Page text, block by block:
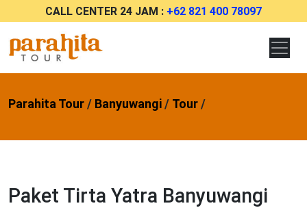
CALL CENTER 24 JAM : +62 821 400 78097
Parahita Tour/ Banyuwangi/ Tour/
Paket Tirta Yatra Banyuwangi